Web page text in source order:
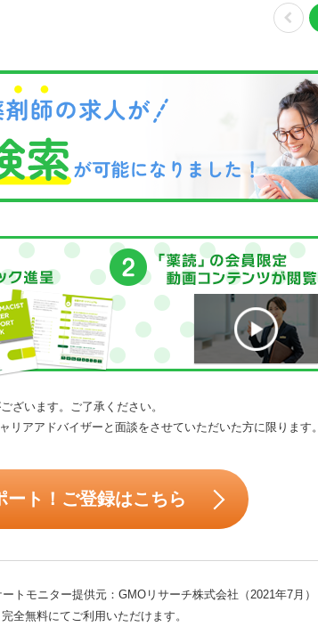
ざいます。ご了承ください。
アアドバイザーと面談をさせていただいた方に限ります。
ート！ご登録はこちら
モニター提供元：GMOリサーチ株式会社（2021年7月）
全無料にてご利用いただけます。